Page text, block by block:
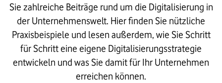
Sie zahlreiche Beiträge rund um die Digitalisierung in
der Unternehmenswelt. Hier finden Sie nützliche
Praxisbeispiele und lesen außerdem, wie Sie Schritt
für Schritt eine eigene Digitalisierungsstrategie
entwickeln und was Sie damit für Ihr Unternehmen
erreichen können.